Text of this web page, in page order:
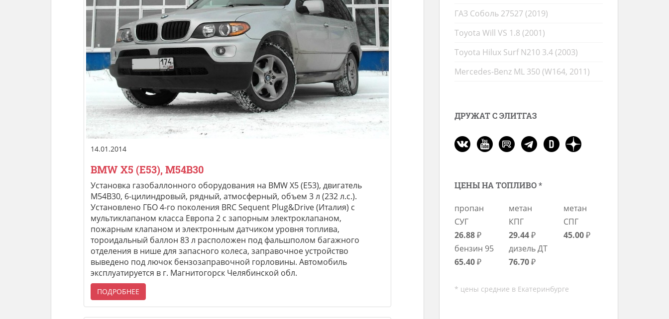
14.01.2014
BMW X5 (E53), M54B30
Установка газобаллонного оборудования на BMW X5 (E53), двигатель
M54B30, 6-цилиндровый, рядный, атмосферный, объем 3 л (232 л.с.).
Установлено ГБО 4-го поколения BRC Sequent Plug&Drive (Италия) с
мультиклапаном класса Европа 2 с запорным электроклапаном,
пожарным клапаном и электронным датчиком уровня топлива,
тороидальный баллон 83 л расположен под фальшполом багажного
отделения в нише для запасного колеса, заправочное устройство
выведено под лючок бензозаправочной горловины. Автомобиль
эксплуатируется в г. Магнитогорск Челябинской обл.
ПОДРОБНЕЕ
ГАЗ Соболь 27527 (2019)
Toyota Will VS 1.8 (2001)
Toyota Hilux Surf N210 3.4 (2003)
Mercedes-Benz ML 350 (W164, 2011)
ДРУЖАТ С ЭЛИТГАЗ
ЦЕНЫ НА ТОПЛИВО *
пропан
СУГ
26.88₽
метан
КПГ
29.44₽
метан
СПГ
45.00₽
бензин 95
65.40₽
дизель ДТ
76.70₽
* цены средние в Екатеринбурге